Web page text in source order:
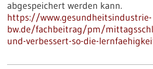
abgespeichert werden kann.
https://www.gesundheitsindustrie-
bw.de/fachbeitrag/pm/
und-verbessert-so-die-